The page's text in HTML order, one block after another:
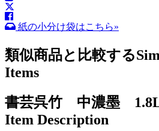
紙の小分け袋はこちら»
類似商品と比較する
Items
書芸呉竹 中濃墨 1.8L
Item Description